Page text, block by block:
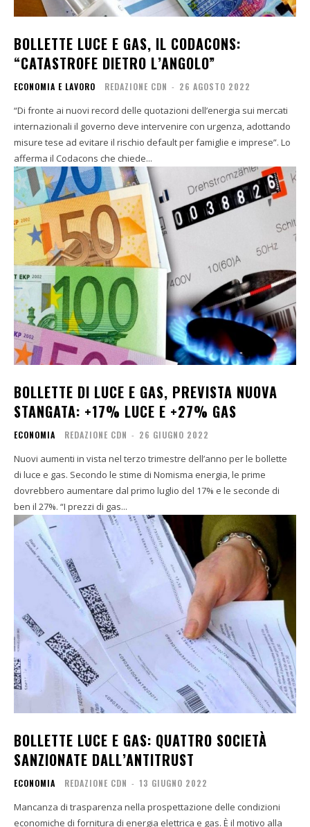
BOLLETTE LUCE E GAS, IL CODACONS:
“CATASTROFE DIETRO L’ANGOLO”
ECONOMIA E LAVORO REDAZIONE CDN - 26 AGOSTO 2022
“Di fronte ai nuovi record delle quotazioni dell’energia sui mercati
internazionali il governo deve intervenire con urgenza, adottando
misure tese ad evitare il rischio default per famiglie e imprese”. Lo
afferma il Codacons che chiede...
BOLLETTE DI LUCE E GAS, PREVISTA NUOVA
STANGATA: +17% LUCE E +27% GAS
ECONOMIA REDAZIONE CDN - 26 GIUGNO 2022
Nuovi aumenti in vista nel terzo trimestre dell’anno per le bollette
di luce e gas. Secondo le stime di Nomisma energia, le prime
dovrebbero aumentare dal primo luglio del 17% e le seconde di
ben il 27%. “I prezzi di gas...
BOLLETTE LUCE E GAS: QUATTRO SOCIETÀ
SANZIONATE DALL’ANTITRUST
ECONOMIA REDAZIONE CDN - 13 GIUGNO 2022
Mancanza di trasparenza nella prospettazione delle condizioni
economiche di fornitura di energia elettrica e gas. È il motivo alla